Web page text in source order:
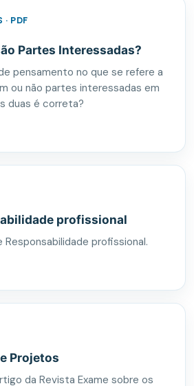
· PDF
Partes Interessadas?
pensamento no que se refere a
ou não partes interessadas em
duas é correta?
profissional
profissional.
Projetos
da Revista Exame sobre os